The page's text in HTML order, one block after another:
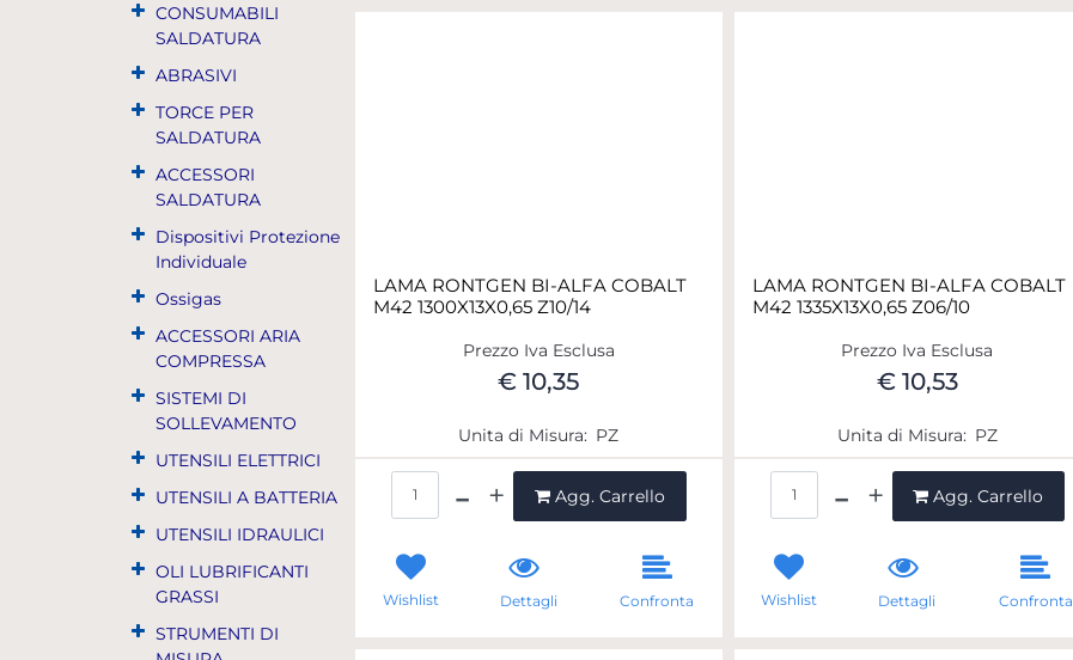
CONSUMABILI
SALDATURA
ABRASIVI
TORCE PER
SALDATURA
ACCESSORI
SALDATURA
Dispositivi Protezione
Individuale
Ossigas
ACCESSORI ARIA
COMPRESSA
SISTEMI DI
SOLLEVAMENTO
UTENSILI ELETTRICI
UTENSILI A BATTERIA
UTENSILI IDRAULICI
OLI LUBRIFICANTI
GRASSI
STRUMENTI DI
LAMA RONTGEN BI-ALFA COBALT
M42 1300X13X0,65 Z10/14
Prezzo Iva Esclusa
€ 10,35
Unita di Misura: PZ
Agg. Carrello
Wishlist Dettagli Confronta
LAMA RONTGEN BI-ALFA COBALT
M42 1335X13X0,65 Z06/10
Prezzo Iva Esclusa
€ 10,53
Unita di Misura: PZ
Agg. Carrello
Wishlist Dettagli Confronta